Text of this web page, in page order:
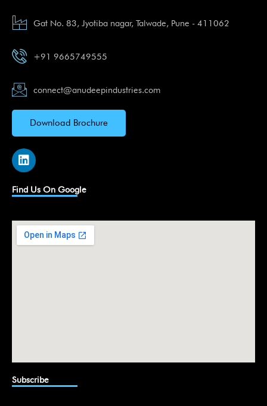
Gat No. 83, Jyotiba nagar, Talwade, Pune - 411062
+91 9665749555
connect@anudeepindustries.com
Download Brochure
L
i
k
e
i
n
Find Us On Google
Subscribe